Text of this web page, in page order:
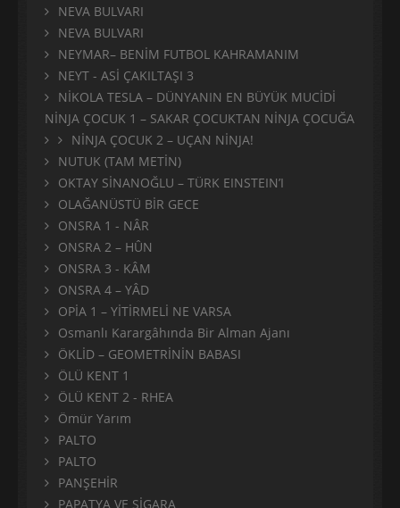
NEVA BULVARI
NEVA BULVARI
NEYMAR– BENİM FUTBOL KAHRAMANIM
NEYT - ASİ ÇAKILTAŞI 3
NİKOLA TESLA – DÜNYANIN EN BÜYÜK MUCİDİ
NİNJA ÇOCUK 1 – SAKAR ÇOCUKTAN NİNJA ÇOCUĞA
NİNJA ÇOCUK 2 – UÇAN NİNJA!
NUTUK (TAM METİN)
OKTAY SİNANOĞLU – TÜRK EINSTEIN’I
OLAĞANÜSTÜ BİR GECE
ONSRA 1 - NÂR
ONSRA 2 – HÛN
ONSRA 3 - KÂM
ONSRA 4 – YÂD
OPİA 1 – YİTİRMELİ NE VARSA
Osmanlı Karargâhında Bir Alman Ajanı
ÖKLİD – GEOMETRİNİN BABASI
ÖLÜ KENT 1
ÖLÜ KENT 2 - RHEA
Ömür Yarım
PALTO
PALTO
PANŞEHİR
PAPATYA VE SİGARA